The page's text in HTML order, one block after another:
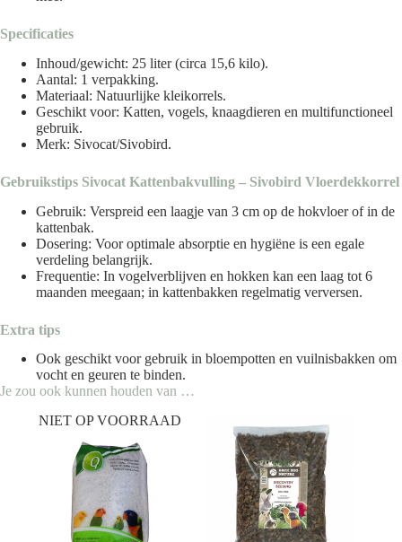
Specificaties
Inhoud/gewicht: 25 liter (circa 15,6 kilo).
Aantal: 1 verpakking.
Materiaal: Natuurlijke kleikorrels.
Geschikt voor: Katten, vogels, knaagdieren en multifunctioneel
gebruik.
Merk: Sivocat/Sivobird.
Gebruikstips Sivocat Kattenbakvulling – Sivobird Vloerdekkorrel
Gebruik: Verspreid een laagje van 3 cm op de hokvloer of in de
kattenbak.
Dosering: Voor optimale absorptie en hygiëne is een egale
verdeling belangrijk.
Frequentie: In vogelverblijven en hokken kan een laag tot 6
maanden meegaan; in kattenbakken regelmatig verversen.
Extra tips
Ook geschikt voor gebruik in bloempotten en vuilnisbakken om
vocht en geuren te binden.
Je zou ook kunnen houden van …
NIET OP VOORRAAD